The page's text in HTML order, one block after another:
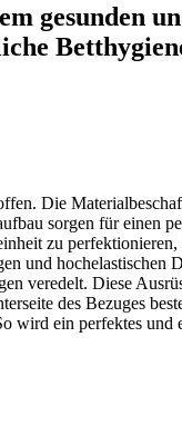
gesunden
Die
sorgen für einen
zu
und
veredelt. Diese
des Bezuges
wird ein perfektes und